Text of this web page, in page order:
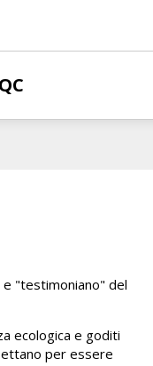
e "testimoniano" del
ecologica e goditi
per essere